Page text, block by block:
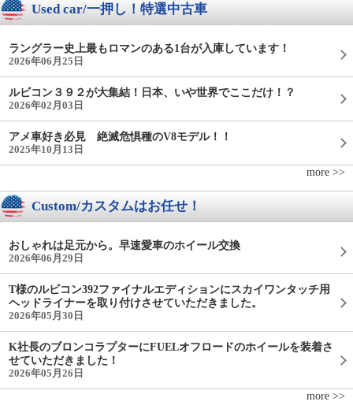
Used car/一押し！特選中古車
ラングラー史上最もロマンのある1台が入庫しています！
2026年06月25日
ルビコン３９２が大集結！日本、いや世界でここだけ！？
2026年02月03日
アメ車好き必見 絶滅危惧種のV8モデル！！
2025年10月13日
more >>
Custom/カスタムはお任せ！
おしゃれは足元から。早速愛車のホイール交換
2026年06月29日
T様のルビコン392ファイナルエディションにスカイワンタッチ用
ヘッドライナーを取り付けさせていただきました。
2026年05月30日
K社長のブロンコラプターにFUELオフロードのホイールを装着さ
せていただきました！
2026年05月26日
more >>